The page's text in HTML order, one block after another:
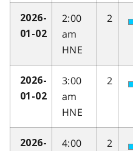
2026-
01-02
2:00
am
HNE
2
2026-
01-02
3:00
am
HNE
2
2026-
4:00
2